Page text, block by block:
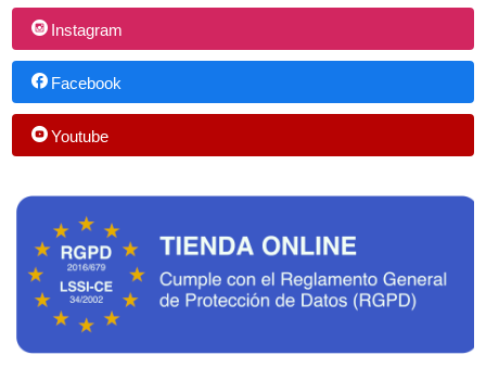
Instagram
Facebook
Youtube